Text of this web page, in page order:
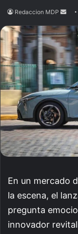
Redaccion MDP
En un mercado
la escena, el
pregunta
innovador